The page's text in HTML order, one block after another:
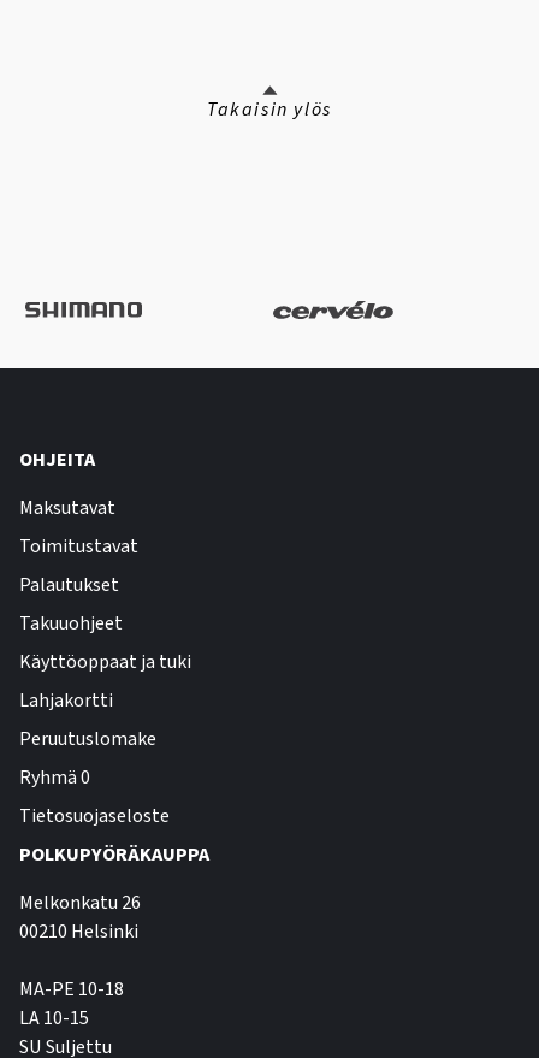
Takaisin ylös
OHJEITA
Maksutavat
Toimitustavat
Palautukset
Takuuohjeet
Käyttöoppaat ja tuki
Lahjakortti
Peruutuslomake
Ryhmä 0
Tietosuojaseloste
POLKUPYÖRÄKAUPPA
Melkonkatu 26
00210 Helsinki
MA-PE 10-18
LA 10-15
SU Suljettu